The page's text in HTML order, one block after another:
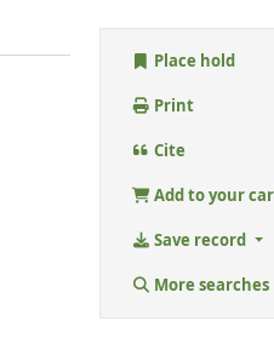
Place hold
Print
Cite
Add to your
Save record
More searches